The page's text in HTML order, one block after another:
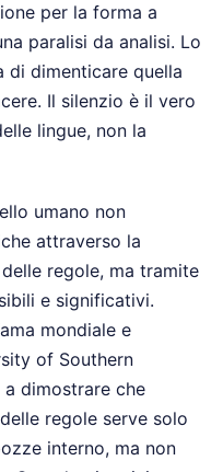
per la forma a
paralisi da analisi. Lo
di dimenticare quella
Il silenzio è il vero
lingue, non la
umano non
attraverso la
regole, ma tramite
e significativi.
mondiale e
of Southern
dimostrare che
regole serve solo
interno, ma non